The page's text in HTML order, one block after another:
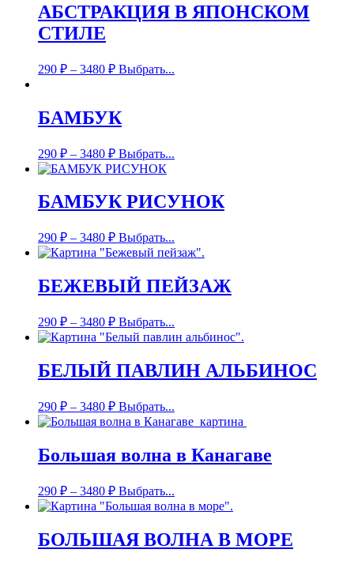
АБСТРАКЦИЯ В ЯПОНСКОМ
СТИЛЕ
290 ₽ – 3480 ₽ Выбрать...
БАМБУК
290 ₽ – 3480 ₽ Выбрать...
БАМБУК РИСУНОК
290 ₽ – 3480 ₽ Выбрать...
БЕЖЕВЫЙ ПЕЙЗАЖ
290 ₽ – 3480 ₽ Выбрать...
БЕЛЫЙ ПАВЛИН АЛЬБИНОС
290 ₽ – 3480 ₽ Выбрать...
Большая волна в Канагаве
290 ₽ – 3480 ₽ Выбрать...
БОЛЬШАЯ ВОЛНА В МОРЕ